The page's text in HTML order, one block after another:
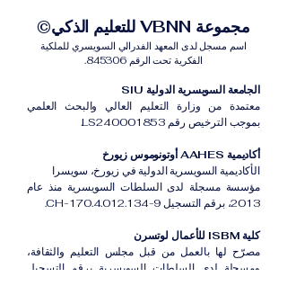
مجموعة VBNN للتعليم الذكي©
اسم مسجل لدى المعهد الفدرالي السويسري للملكية
الفكرية تحت الرقم 845306.
الجامعة السويسرية الدولية SIU
معتمدة من وزارة التعليم العالي والبحث العلمي
بموجب الترخيص رقم LS240001853.
أكاديمية AAHES أوتونوموس زيورخ
الأكاديمية السويسرية الدولية في زيورخ، سويسرا
مؤسسة مسجلة لدى السلطات السويسرية منذ عام
2013، برقم التسجيل CH-170.4.012.134-9.
كلية ISBM للأعمال لوتسرن
مصرّح لها بالعمل من قبل مجلس التعليم والثقافة،
ومسجلة لدى السلطات السويسرية برقم التسجيل